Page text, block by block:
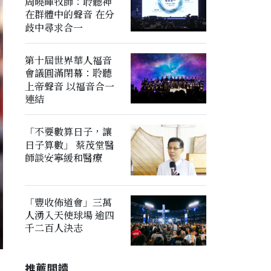
在群體中的聲音 在分
歧中尋求合一
第十屆世界華人福音
會議圓滿閉幕：聆聽
上帝聲音 以福音合一
連結
「不要數算日子，讓
日子算數」 蔡茂堂醫
師談安寧緩和醫療
「豐收佈道會」三萬
人湧入天使球場 逾四
千二百人決志
推薦閲讀